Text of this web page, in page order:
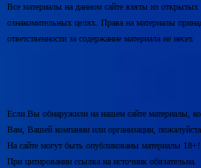
Все материалы на данном сайте взяты из
ознакомительных целях. Права на материалы
ответственности за содержание материала не несет.
Если Вы обнаружили на нашем сайте материалы,
Вам, Вашей компании или организации,
На сайте могут быть опубликованы материалы 18+!
При цитировании ссылка на источник обязательна.